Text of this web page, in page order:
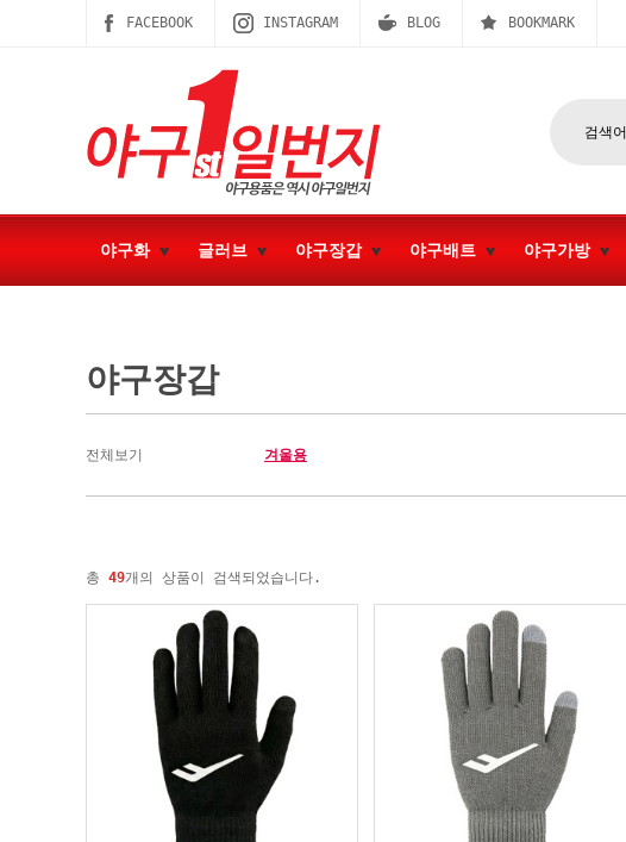
FACEBOOK INSTAGRAM BLOG BOOKMARK
야구화 글러브 야구장갑 야구배트 야구가방
야구장갑
전체보기 겨울용
총 49개의 상품이 검색되었습니다.